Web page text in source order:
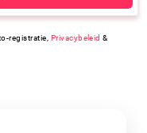
registratie, Privacybeleid &